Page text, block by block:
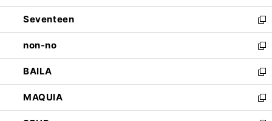
開
く
ウ
で
開
く
ン
ド
ウ
で
開
く
Seventeen
新
し
い
ウ
ィ
ン
ド
ウ
non-no
新
し
い
ウ
ィ
ン
BAILA
新
し
い
ウ
MAQUIA
新
し